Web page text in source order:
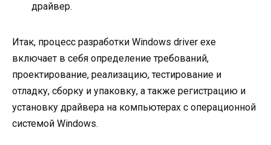
драйвер.
Итак, процесс разработки Windows driver exe
включает в себя определение требований,
проектирование, реализацию, тестирование и
отладку, сборку и упаковку, а также регистрацию и
установку драйвера на компьютерах с операционной
системой Windows.